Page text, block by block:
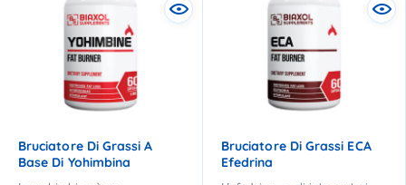
Bruciatore Di Grassi A
Base Di Yohimbina
Bruciatore Di Grassi ECA
Efedrina